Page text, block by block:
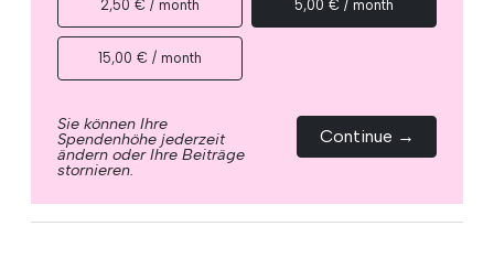
2,50 € / month 5,00 € / month
15,00 € / month
Sie können Ihre
Spendenhöhe jederzeit
ändern oder Ihre Beiträge
stornieren.
Continue →